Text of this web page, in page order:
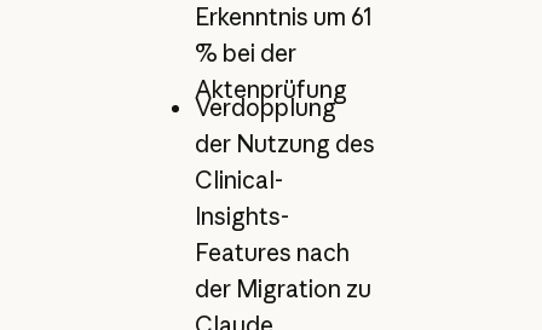
Erkenntnis um 61
% bei der
Aktenprüfung
Verdopplung
der Nutzung des
Clinical-
Insights-
Features nach
der Migration zu